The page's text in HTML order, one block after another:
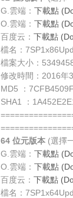
G.雲端： 下載點
O.雲端： 下載點
百度云： 下載點
檔名：
檔案大小：
修改時間：2016年
MD5 ：
SHA1 ：
64 位元版本(選擇
G.雲端： 下載點
O.雲端： 下載點
百度云： 下載點
檔名：